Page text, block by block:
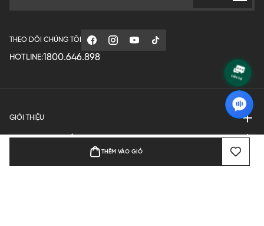
THÊM VÀO GIỎ
THEO DÕI CHÚNG TÔI
HOTLINE:1800.646.898
GIỚI THIỆU
QUY ĐỊNH HOẠT ĐỘNG